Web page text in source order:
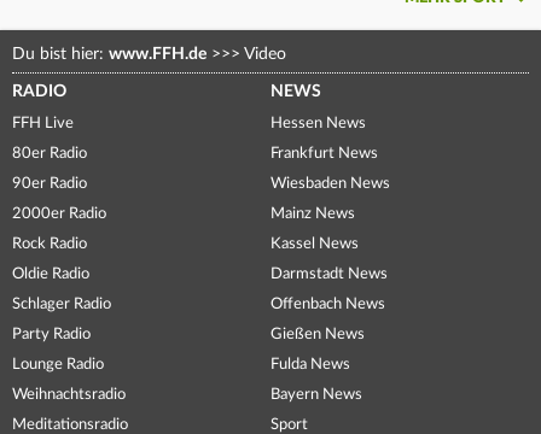
Du bist hier: www.FFH.de >>> Video
RADIO
FFH Live
80er Radio
90er Radio
2000er Radio
Rock Radio
Oldie Radio
Schlager Radio
Party Radio
Lounge Radio
Weihnachtsradio
Meditationsradio
NEWS
Hessen News
Frankfurt News
Wiesbaden News
Mainz News
Kassel News
Darmstadt News
Offenbach News
Gießen News
Fulda News
Bayern News
Sport